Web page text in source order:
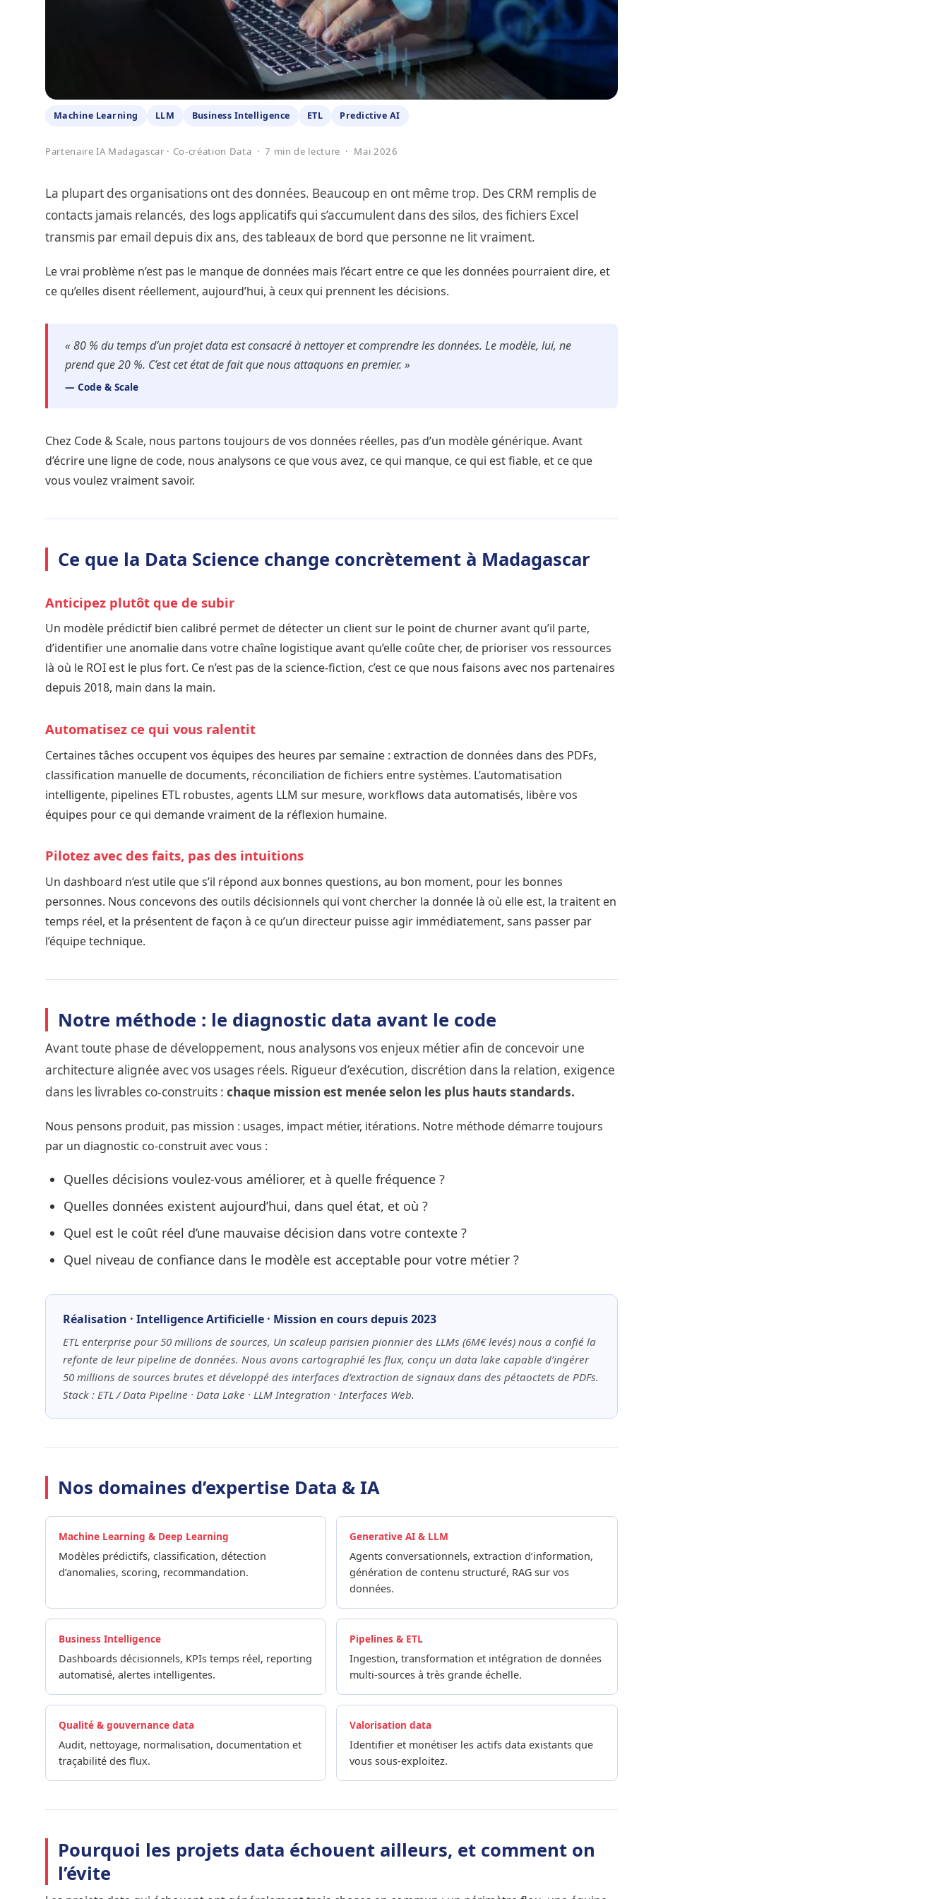
Machine Learning LLM Business Intelligence ETL Predictive AI
Partenaire IA Madagascar · Co-création Data · 7 min de lecture · Mai 2026
La plupart des organisations ont des données. Beaucoup en ont même trop. Des CRM remplis de
contacts jamais relancés, des logs applicatifs qui s’accumulent dans des silos, des fichiers Excel
transmis par email depuis dix ans, des tableaux de bord que personne ne lit vraiment.
Le vrai problème n’est pas le manque de données mais l’écart entre ce que les données pourraient dire, et
ce qu’elles disent réellement, aujourd’hui, à ceux qui prennent les décisions.
« 80 % du temps d’un projet data est consacré à nettoyer et comprendre les données. Le modèle, lui, ne
prend que 20 %. C’est cet état de fait que nous attaquons en premier. »
— Code & Scale
Chez Code & Scale, nous partons toujours de vos données réelles, pas d’un modèle générique. Avant
d’écrire une ligne de code, nous analysons ce que vous avez, ce qui manque, ce qui est fiable, et ce que
vous voulez vraiment savoir.
Ce que la Data Science change concrètement à Madagascar
Anticipez plutôt que de subir
Un modèle prédictif bien calibré permet de détecter un client sur le point de churner avant qu’il parte,
d’identifier une anomalie dans votre chaîne logistique avant qu’elle coûte cher, de prioriser vos ressources
là où le ROI est le plus fort. Ce n’est pas de la science-fiction, c’est ce que nous faisons avec nos partenaires
depuis 2018, main dans la main.
Automatisez ce qui vous ralentit
Certaines tâches occupent vos équipes des heures par semaine : extraction de données dans des PDFs,
classification manuelle de documents, réconciliation de fichiers entre systèmes. L’automatisation
intelligente, pipelines ETL robustes, agents LLM sur mesure, workflows data automatisés, libère vos
équipes pour ce qui demande vraiment de la réflexion humaine.
Pilotez avec des faits, pas des intuitions
Un dashboard n’est utile que s’il répond aux bonnes questions, au bon moment, pour les bonnes
personnes. Nous concevons des outils décisionnels qui vont chercher la donnée là où elle est, la traitent en
temps réel, et la présentent de façon à ce qu’un directeur puisse agir immédiatement, sans passer par
l’équipe technique.
Notre méthode : le diagnostic data avant le code
Avant toute phase de développement, nous analysons vos enjeux métier afin de concevoir une
architecture alignée avec vos usages réels. Rigueur d’exécution, discrétion dans la relation, exigence
dans les livrables co-construits : chaque mission est menée selon les plus hauts standards.
Nous pensons produit, pas mission : usages, impact métier, itérations. Notre méthode démarre toujours
par un diagnostic co-construit avec vous :
Quelles décisions voulez-vous améliorer, et à quelle fréquence ?
Quelles données existent aujourd’hui, dans quel état, et où ?
Quel est le coût réel d’une mauvaise décision dans votre contexte ?
Quel niveau de confiance dans le modèle est acceptable pour votre métier ?
Réalisation · Intelligence Artificielle · Mission en cours depuis 2023
ETL enterprise pour 50 millions de sources, Un scaleup parisien pionnier des LLMs (6M€ levés) nous a confié la
refonte de leur pipeline de données. Nous avons cartographié les flux, conçu un data lake capable d’ingérer
50 millions de sources brutes et développé des interfaces d’extraction de signaux dans des pétaoctets de PDFs.
Stack : ETL / Data Pipeline · Data Lake · LLM Integration · Interfaces Web.
Nos domaines d’expertise Data & IA
Machine Learning & Deep Learning
Modèles prédictifs, classification, détection
d’anomalies, scoring, recommandation.
Generative AI & LLM
Agents conversationnels, extraction d’information,
génération de contenu structuré, RAG sur vos
données.
Business Intelligence
Dashboards décisionnels, KPIs temps réel, reporting
automatisé, alertes intelligentes.
Pipelines & ETL
Ingestion, transformation et intégration de données
multi-sources à très grande échelle.
Qualité & gouvernance data
Audit, nettoyage, normalisation, documentation et
traçabilité des flux.
Valorisation data
Identifier et monétiser les actifs data existants que
vous sous-exploitez.
Pourquoi les projets data échouent ailleurs, et comment on
l’évite